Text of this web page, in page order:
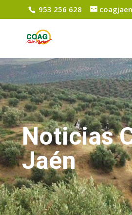
953 256 628
Noticias
Jaén